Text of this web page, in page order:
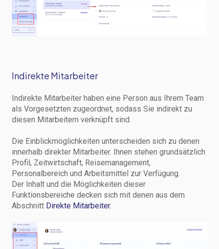
Indirekte Mitarbeiter
Indirekte Mitarbeiter haben eine Person aus Ihrem Team
als Vorgesetzten zugeordnet, sodass Sie indirekt zu
diesen Mitarbeitern verknüpft sind.
Die Einblickmöglichkeiten unterscheiden sich zu denen
innerhalb direkter Mitarbeiter. Ihnen stehen grundsätzlich
Profil, Zeitwirtschaft, Reisemanagement,
Personalbereich und Arbeitsmittel zur Verfügung.
Der Inhalt und die Möglichkeiten dieser
Funktionsbereiche decken sich mit denen aus dem
Abschnitt Direkte Mitarbeiter.